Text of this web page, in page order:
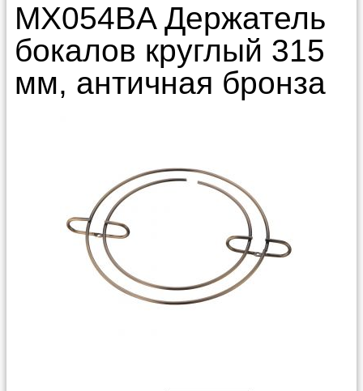
MX054BA Держатель
бокалов круглый 315
мм, античная бронза